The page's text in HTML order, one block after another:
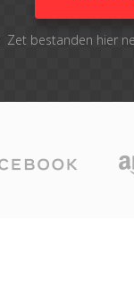
Zet bestanden hier